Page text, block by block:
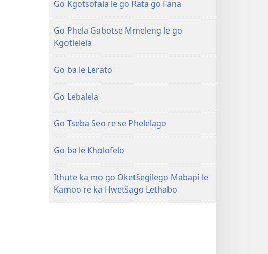
re
ka
Hwetšago
Kamoo
re
ka
Lethabo
Go Kgotsofala le go Rata go Fana
Go Phela Gabotse Mmeleng le go
Kgotlelela
Go ba le Lerato
Go Lebalela
Go Tseba Seo re se Phelelago
Go ba le Kholofelo
Ithute ka mo go Oketšegilego Mabapi le
Kamoo re ka Hwetšago Lethabo